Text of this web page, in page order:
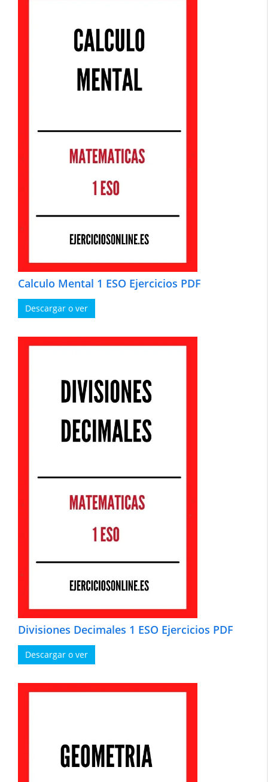
Calculo Mental 1 ESO Ejercicios PDF
Descargar o ver
Divisiones Decimales 1 ESO Ejercicios PDF
Descargar o ver